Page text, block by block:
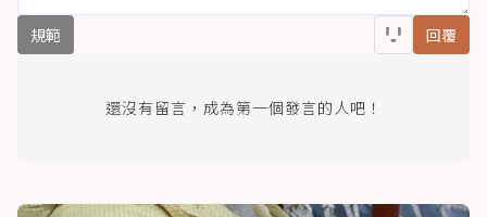
規範 回覆
還沒有留言，成為第一個發言的人吧！